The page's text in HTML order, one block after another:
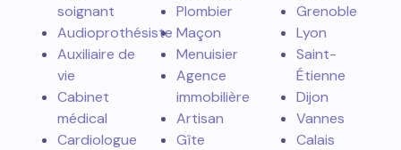
soignant
Audioprothésiste
Auxiliaire de
vie
Cabinet
médical
Cardiologue
Plombier
Maçon
Menuisier
Agence
immobilière
Artisan
Gîte
Grenoble
Lyon
Saint-
Étienne
Dijon
Vannes
Calais